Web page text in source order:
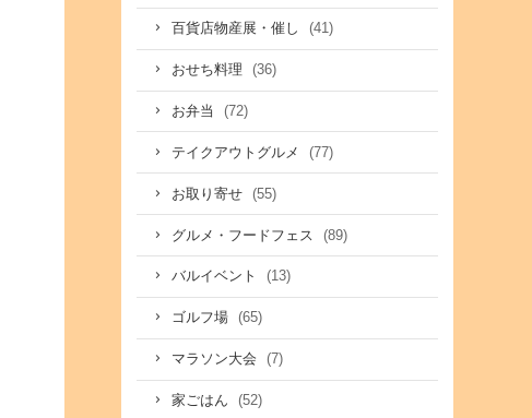
百貨店物産展・催し (41)
おせち料理 (36)
お弁当 (72)
テイクアウトグルメ (77)
お取り寄せ (55)
グルメ・フードフェス (89)
バルイベント (13)
ゴルフ場 (65)
マラソン大会 (7)
家ごはん (52)